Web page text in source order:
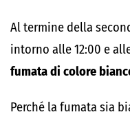
Al termine della
intorno alle 12:00 e
fumata di colore
Perché la fumata sia